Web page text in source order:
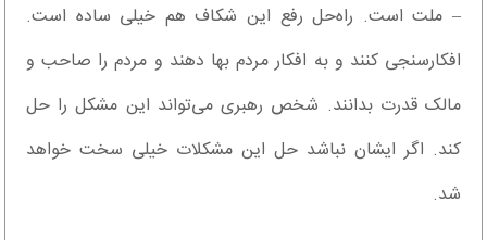
– ملت است. راه‌حل رفع این شکاف هم خیلی ساده است.
افکارسنجی کنند و به افکار مردم بها دهند و مردم را صاحب و
مالک قدرت بدانند. شخص رهبری می‌تواند این مشکل را حل
کند. اگر ایشان نباشد حل این مشکلات خیلی سخت خواهد
شد.